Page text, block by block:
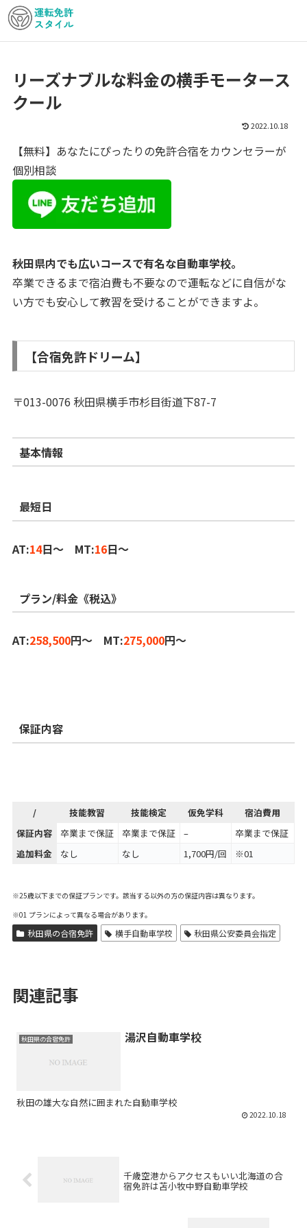
リーズナブルな料金の横手モータース
クール
2022.10.18
【無料】あなたにぴったりの免許合宿をカウンセラーが
個別相談
秋田県内でも広いコースで有名な自動車学校。
卒業できるまで宿泊費も不要なので運転などに自信がな
い方でも安心して教習を受けることができますよ。
【合宿免許ドリーム】
〒013-0076 秋田県横手市杉目街道下87-7
基本情報
最短日
AT:14日～ MT:16日～
プラン/料金《税込》
AT:258,500円～ MT:275,000円～
保証内容
/ 技能教習 技能検定 仮免学科
宿泊費用
保証内容
卒業まで保証 卒業まで保証 –
卒業まで保証
追加料金
なし なし 1,700円/回 ※01
※25歳以下までの保証プランです。該当する以外の方の保証内容は異なります。
※01 プランによって異なる場合があります。
秋田県の合宿免許 横手自動車学校 秋田県公安委員会指定
関連記事
秋田県の合宿免許 湯沢自動車学校
秋田の雄大な自然に囲まれた自動車学校
2022.10.18
千歳空港からアクセスもいい北海道の合
宿免許は苫小牧中野自動車学校